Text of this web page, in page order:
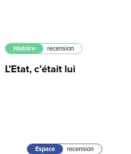
Histoire recension
L’Etat, c’était lui
Espace recension